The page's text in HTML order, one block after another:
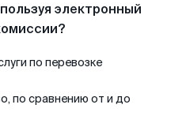
электронный
по перевозке
по сравнению от и до